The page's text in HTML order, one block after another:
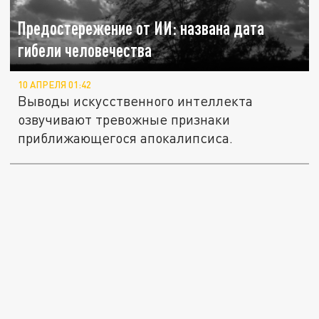
Предостережение от ИИ: названа дата
гибели человечества
10 АПРЕЛЯ 01:42
Выводы искусственного интеллекта
озвучивают тревожные признаки
приближающегося апокалипсиса.